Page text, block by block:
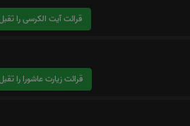
قرائت آیت الکرسی را تقبل میکنم
قرائت زیارت عاشورا را تقبل میکنم